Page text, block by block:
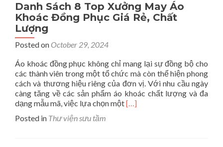
Danh Sách 8 Top Xưởng May Áo
Khoác Đồng Phục Giá Rẻ, Chất
Lượng
Posted on October 29, 2024
Áo khoác đồng phục không chỉ mang lại sự đồng bộ cho
các thành viên trong một tổ chức mà còn thể hiện phong
cách và thương hiệu riêng của đơn vị. Với nhu cầu ngày
càng tăng về các sản phẩm áo khoác chất lượng và đa
dạng mẫu mã, việc lựa chọn mộtRead
[…]
Posted in Thư viện sưu tầm